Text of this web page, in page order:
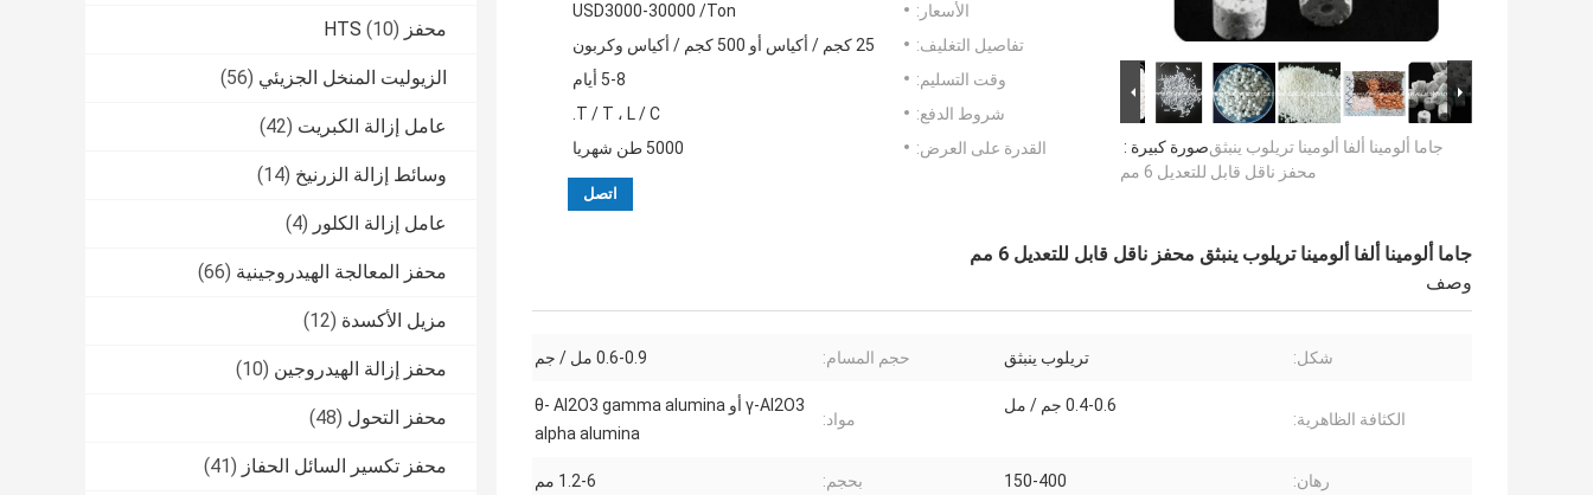
محفز HTS (10)
الزيوليت المنخل الجزيئي (56)
عامل إزالة الكبريت (42)
وسائط إزالة الزرنيخ (14)
عامل إزالة الكلور (4)
محفز المعالجة الهيدروجينية (66)
مزيل الأكسدة (12)
محفز إزالة الهيدروجين (10)
محفز التحول (48)
محفز تكسير السائل الحفاز (41)
صورة كبيرة :جاما ألومينا ألفا ألومينا تريلوب ينبثق
محفز ناقل قابل للتعديل 6 مم
الأسعار:
USD3000-30000 /Ton
تفاصيل التغليف:
25 كجم / أكياس أو 500 كجم / أكياس وكربون
وقت التسليم:
5-8 أيام
شروط الدفع:
T / T ، L / C.
القدرة على العرض:
5000 طن شهريا
اتصل
جاما ألومينا ألفا ألومينا تريلوب ينبثق محفز ناقل قابل للتعديل 6 مم
وصف
شكل: تريلوب ينبثق حجم المسام: 0.6-0.9 مل / جم
الكثافة الظاهرية:
0.4-0.6 جم / مل
مواد:
γ-Al2O3 أو θ- Al2O3 gamma alumina
alpha alumina
رهان: 150-400 بحجم: 1.2-6 مم